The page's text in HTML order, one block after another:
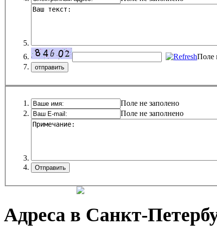
Поле
Поле не заполено
Поле не заполнено
Адреса в Санкт-